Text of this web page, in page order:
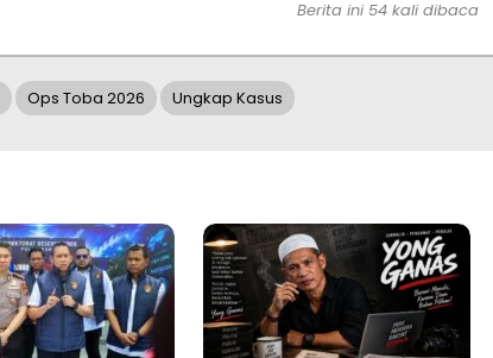
Berita ini 54 kali dibaca
Ops Toba 2026 Ungkap Kasus